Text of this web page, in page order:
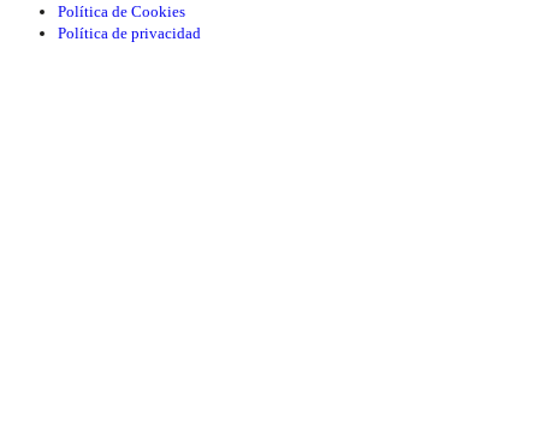
Política de Cookies
Política de privacidad